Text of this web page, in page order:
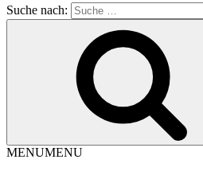
Suche nach:
MENUMENU